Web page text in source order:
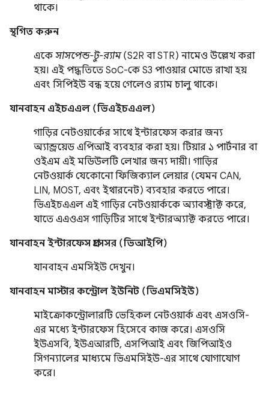
থাকে।
স্থগিত করুন
একে সাসপেন্ড-টু-র‍্যাম(S2R বা STR) নামেও উল্লেখ করা
হয়। এই পদ্ধতিতে SoC-কে S3 পাওয়ার মোডে রাখা হয়
এবং সিপিইউ বন্ধ হয়ে গেলেও র‍্যাম চালু থাকে।
যানবাহন এইচএএল (ভিএইচএএল)
গাড়ির নেটওয়ার্কের সাথে ইন্টারফেস করার জন্য
অ্যান্ড্রয়েড এপিআই ব্যবহার করা হয়। টিয়ার ১ পার্টনার বা
ওইএম এই মডিউলটি লেখার জন্য দায়ী। গাড়ির
নেটওয়ার্ক যেকোনো ফিজিক্যাল লেয়ার (যেমন CAN,
LIN, MOST, এবং ইথারনেট) ব্যবহার করতে পারে।
ভিএইচএএল এই গাড়ির নেটওয়ার্ককে অ্যাবস্ট্রাক্ট করে,
যাতে এএওএস গাড়িটির সাথে ইন্টারঅ্যাক্ট করতে পারে।
যানবাহন ইন্টারফেস প্রসেসর (ভিআইপি)
যানবাহন এমসিইউ দেখুন।
যানবাহন মাস্টার কন্ট্রোল ইউনিট (ভিএমসিইউ)
মাইক্রোকন্ট্রোলারটি ভেহিকল নেটওয়ার্ক এবং এসওসি-
এর মধ্যে ইন্টারফেস হিসেবে কাজ করে। এসওসি
ইউএসবি, ইউএআরটি, এসপিআই এবং জিপিআইও
সিগন্যালের মাধ্যমে ভিএমসিইউ-এর সাথে যোগাযোগ
করে।